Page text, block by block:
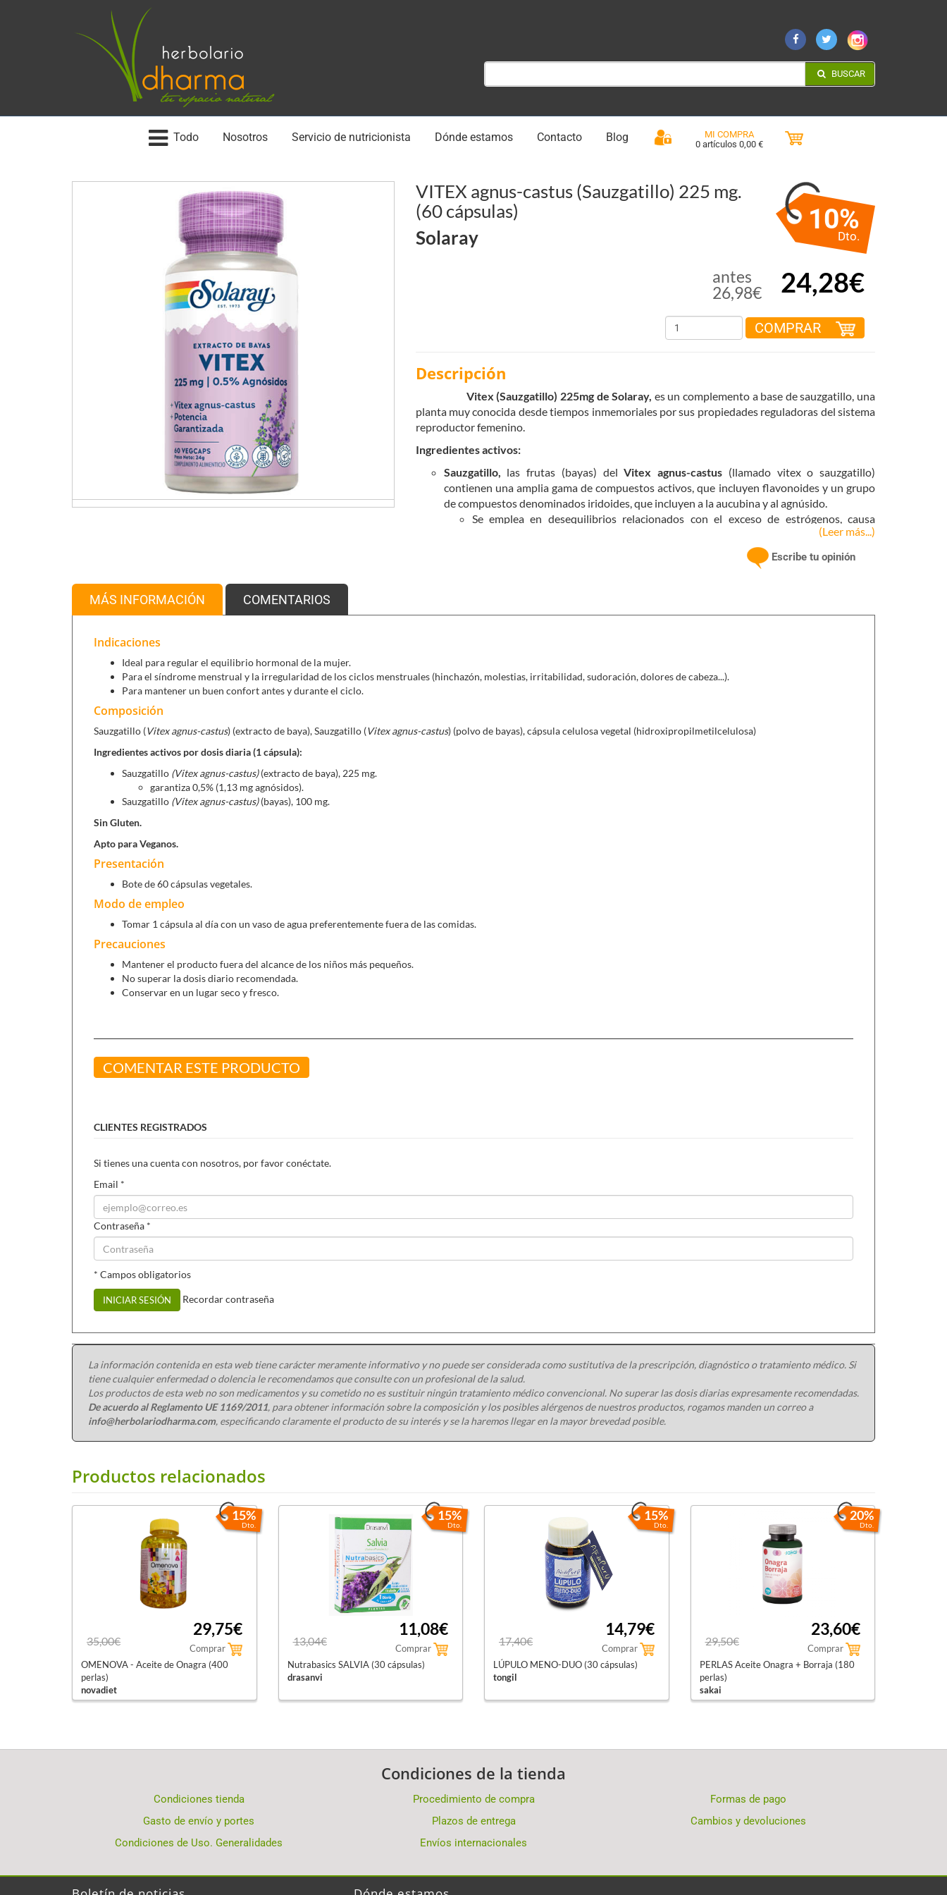
BUSCAR
Todo Nosotros Servicio de nutricionista Dónde estamos Contacto Blog
MI COMPRA
0 artículos 0,00 €
VITEX agnus-castus (Sauzgatillo) 225 mg.
(60 cápsulas)
Solaray
10%
Dto.
antes
26,98€
24,28€
COMPRAR
Descripción
Vitex (Sauzgatillo) 225mg de Solaray, es un complemento a base de sauzgatillo, una
planta muy conocida desde tiempos inmemoriales por sus propiedades reguladoras del sistema
reproductor femenino.
Ingredientes activos:
Sauzgatillo, las frutas (bayas) delVitex agnus-castus (llamado vitex o sauzgatillo)
contienen una amplia gama de compuestos activos, que incluyen flavonoides y un grupo
de compuestos denominados iridoides, que incluyen a la aucubina y al agnúsido.
Se emplea en desequilibrios relacionados con el exceso de estrógenos, causa
frecuente del síndrome premenstrual y de la irregularidad en los ciclos menstruales.
También se utiliza en casos de acné y herpes labiales que aparecen o empeoran en
(Leer más...)
Escribe tu opinión
MÁS INFORMACIÓN COMENTARIOS
Indicaciones
Ideal para regular el equilibrio hormonal de la mujer.
Para el síndrome menstrual y la irregularidad de los ciclos menstruales (hinchazón, molestias, irritabilidad, sudoración, dolores de cabeza...).
Para mantener un buen confort antes y durante el ciclo.
Composición
Sauzgatillo (Vitex agnus-castus) (extracto de baya), Sauzgatillo (Vitex agnus-castus) (polvo de bayas), cápsula celulosa vegetal (hidroxipropilmetilcelulosa)
Ingredientes activos por dosis diaria (1 cápsula):
Sauzgatillo (Vitex agnus-castus)(extracto de baya), 225 mg.
garantiza 0,5% (1,13 mg agnósidos).
Sauzgatillo (Vitex agnus-castus)(bayas), 100 mg.
Sin Gluten.
Apto para Veganos.
Presentación
Bote de 60 cápsulas vegetales.
Modo de empleo
Tomar 1 cápsula al día con un vaso de agua preferentemente fuera de las comidas.
Precauciones
Mantener el producto fuera del alcance de los niños más pequeños.
No superar la dosis diario recomendada.
Conservar en un lugar seco y fresco.
COMENTAR ESTE PRODUCTO
CLIENTES REGISTRADOS
Si tienes una cuenta con nosotros, por favor conéctate.
Email *
Contraseña *
* Campos obligatorios
INICIAR SESIÓN Recordar contraseña
La información contenida en esta web tiene carácter meramente informativo y no puede ser considerada como sustitutiva de la prescripción, diagnóstico o tratamiento médico. Si
tiene cualquier enfermedad o dolencia le recomendamos que consulte con un profesional de la salud.
Los productos de esta web no son medicamentos y su cometido no es sustituir ningún tratamiento médico convencional. No superar las dosis diarias expresamente recomendadas.
De acuerdo al Reglamento UE 1169/2011, para obtener información sobre la composición y los posibles alérgenos de nuestros productos, rogamos manden un correo a
info@herbolariodharma.com, especificando claramente el producto de su interés y se la haremos llegar en la mayor brevedad posible.
Productos relacionados
15%
Dto.
35,00€
29,75€
Comprar
OMENOVA - Aceite de Onagra (400
perlas)
novadiet
15%
Dto.
13,04€
11,08€
Comprar
Nutrabasics SALVIA (30 cápsulas)
drasanvi
15%
Dto.
17,40€
14,79€
Comprar
LÚPULO MENO-DUO (30 cápsulas)
tongil
20%
Dto.
29,50€
23,60€
Comprar
PERLAS Aceite Onagra + Borraja (180
perlas)
sakai
Condiciones de la tienda
Condiciones tienda Procedimiento de compra
Formas de pago
Gasto de envío y portes
Plazos de entrega
Cambios y devoluciones
Condiciones de Uso. Generalidades
Envíos internacionales